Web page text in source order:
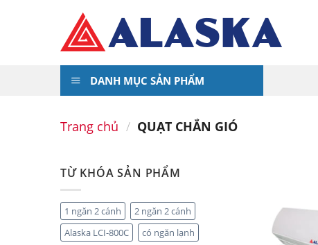
DANH MỤC SẢN PHẨM
Trang chủ / QUẠT CHẮN GIÓ
TỪ KHÓA SẢN PHẨM
1 ngăn 2 cánh
2 ngăn 2 cánh
Alaska LCI-800C
có ngăn lạnh